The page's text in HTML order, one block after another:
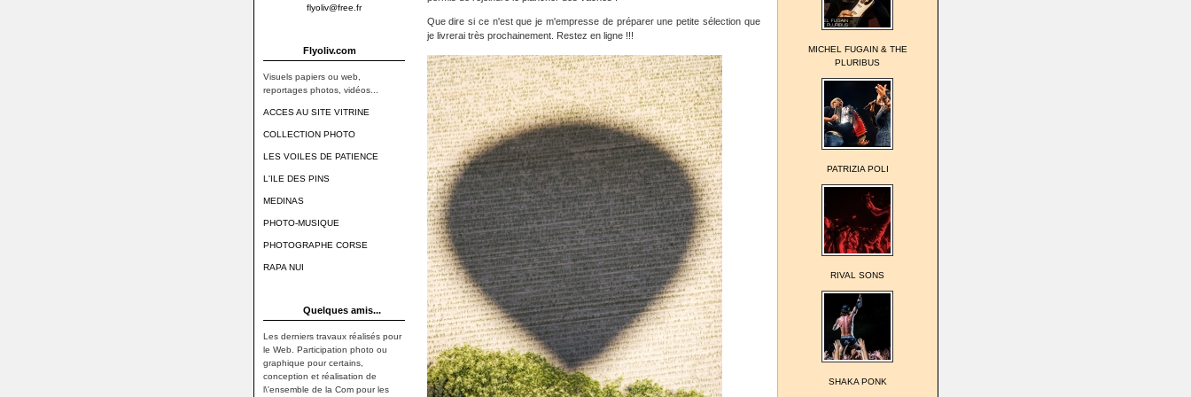
flyoliv@free.fr
Flyoliv.com
Visuels papiers ou web,
reportages photos, vidéos...
ACCES AU SITE VITRINE
COLLECTION PHOTO
LES VOILES DE PATIENCE
L'ILE DES PINS
MEDINAS
PHOTO-MUSIQUE
PHOTOGRAPHE CORSE
RAPA NUI
Quelques amis...
Les derniers travaux réalisés pour
le Web. Participation photo ou
graphique pour certains,
conception et réalisation de
l\'ensemble de la Com pour les
MICHEL FUGAIN & THE
PLURIBUS
PATRIZIA POLI
RIVAL SONS
SHAKA PONK
Que dire si ce n'est que je m'empresse de préparer une petite sélection que
je livrerai très prochainement. Restez en ligne !!!